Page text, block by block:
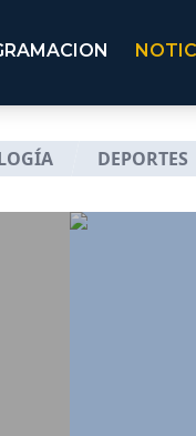
DEPORTES